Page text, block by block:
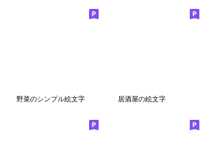
野菜のシンプル絵文字 居酒屋の絵文字